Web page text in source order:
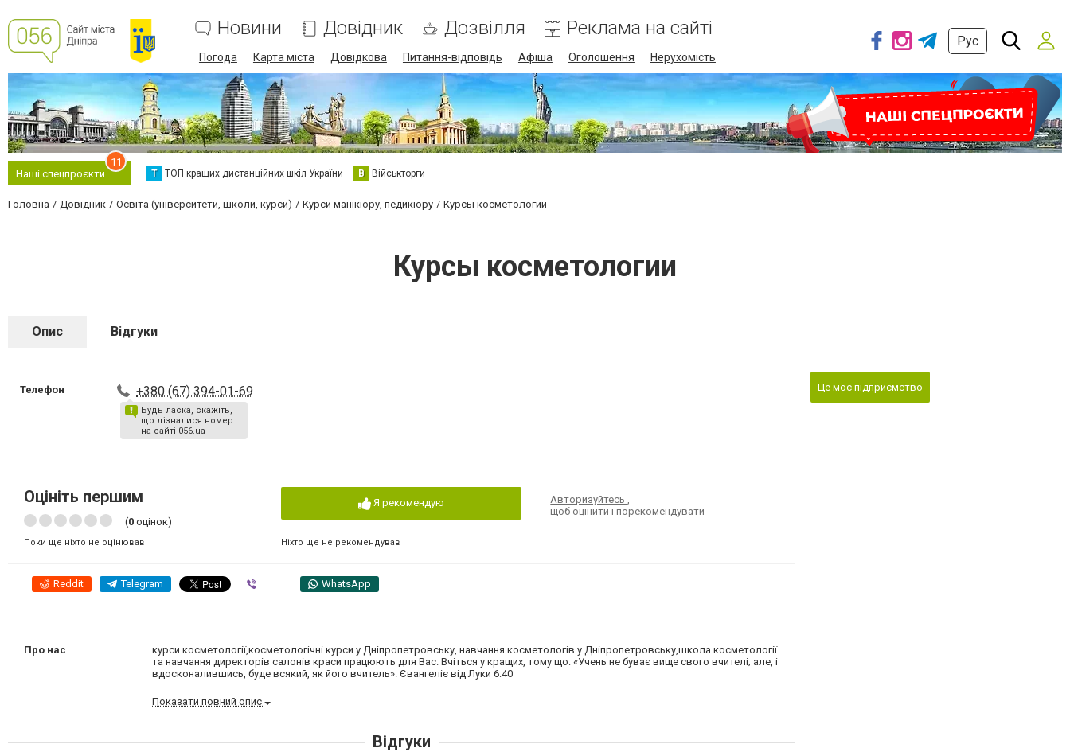
Новини Довідник Дозвілля Реклама на сайті
Погода Карта міста Довідкова Питання-відповідь Афіша Оголошення Нерухомість
Рус
Наші спецпроєкти
11
Т ТОП кращих дистанційних шкіл України В Військторги
Головна Довідник Освіта (університети, школи, курси) Курси манікюру, педикюру Курсы косметологии
Курсы косметологии
Опис Відгуки
Телефон +380 (67) 394-01-69
Будь ласка, скажіть,
що дізналися номер
на сайті 056.ua
Оцініть першим
(0 оцінок)
Поки ще ніхто не оцінював
Я рекомендую
Ніхто ще не рекомендував
Авторизуйтесь,
щоб оцінити і порекомендувати
Reddit Telegram WhatsApp
Про нас
курси косметології,косметологічні курси у Дніпропетровську, навчання косметологів у Дніпропетровську,школа косметології
та навчання директорів салонів краси працюють для Вас. Вчіться у кращих, тому що: «Учень не буває вище свого вчителі; але, і
вдосконалившись, буде всякий, як його вчитель». Євангеліє від Луки 6:40
Показати повний опис
Це моє підприємство
Відгуки